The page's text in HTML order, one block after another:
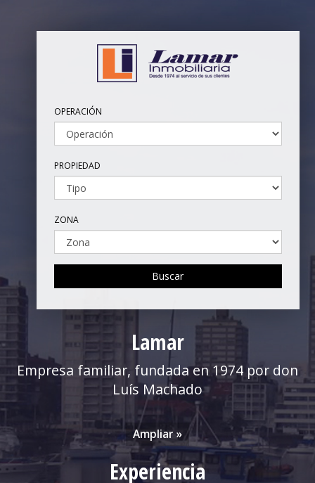
operación
propiedad
zona
Buscar
Lamar
Empresa familiar, fundada en 1974 por don
Luís Machado
Ampliar »
Experiencia